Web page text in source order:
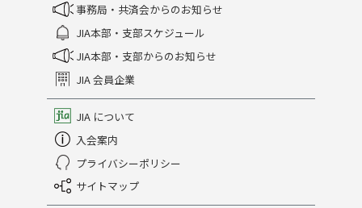
事務局・共済会からのお知らせ
JIA本部・支部スケジュール
JIA本部・支部からのお知らせ
JIA 会員企業
JIA について
入会案内
プライバシーポリシー
サイトマップ